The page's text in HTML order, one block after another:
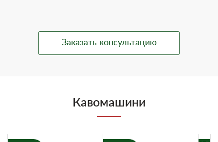
Заказать консультацию
Кавомашини